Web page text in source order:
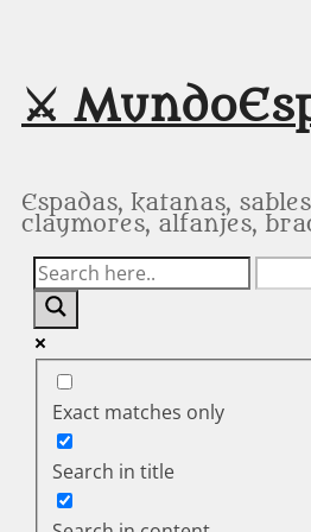
contenido
⚔️
Espadas, katanas,
claymores, alfanjes,
Exact matches only
Search in title